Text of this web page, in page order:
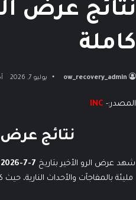
كاملة
ow_recovery_admin يوليو 7, 2026
المصدر:- INC
نتائج عرض الرو
شهد عرض الرو الأخير بتاريخ 7-7-2026
مليئة بالمفاجآت والأحداث النارية،